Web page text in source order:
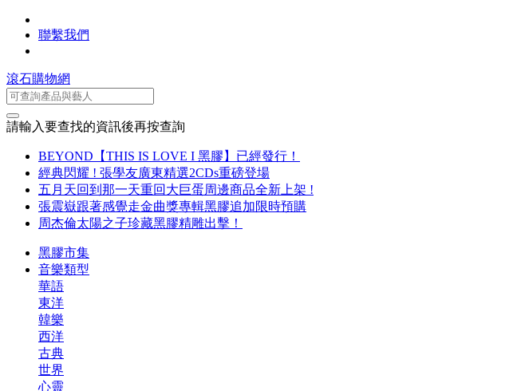
聯繫我們
滾石購物網
請輸入要查找的資訊後再按查詢
BEYOND【THIS IS LOVE I 黑膠】已經發行！
經典閃耀 ! 張學友廣東精選2CDs重磅登場
五月天回到那一天重回大巨蛋周邊商品全新上架 !
張震嶽跟著感覺走金曲獎專輯黑膠追加限時預購
周杰倫太陽之子珍藏黑膠精雕出擊！
黑膠市集
音樂類型
華語
東洋
韓樂
西洋
古典
世界
心靈